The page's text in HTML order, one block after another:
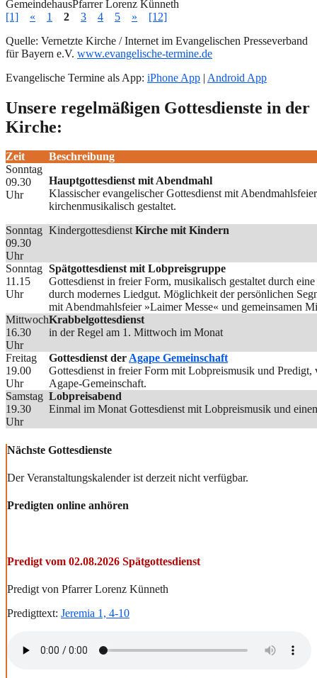
GemeindehausPfarrer Lorenz Künneth
[1]
« 1 2 3 4 5 »
[12]
Quelle: Vernetzte Kirche / Internet im Evangelischen Presseverband
für Bayern e.V. www.evangelische-termine.de
Evangelische Termine als App: iPhone App | Android App
Unsere regelmäßigen Gottesdienste in der
Kirche:
Zeit
Beschreibung
Sonntag
09.30
Uhr
Hauptgottesdienst mit Abendmahl
Klassischer evangelischer Gottesdienst mit
kirchenmusikalisch gestaltet.
Sonntag
09.30
Uhr
KindergottesdienstKirche mit Kindern
Sonntag
11.15
Uhr
Spätgottesdienst mit Lobpreisgruppe
Gottesdienst in freier Form, musikalisch gestaltet durch
durch modernes Liedgut. Möglichkeit der persönlichen
mit Abendmahlsfeier »Laimer Messe« und gemeinsamen
Mittwoch
16.30
Uhr
Krabbelgottesdienst
in der Regel am 1. Mittwoch im Monat
Freitag
19.00
Uhr
Gottesdienst derAgape Gemeinschaft
Gottesdienst in freier Form mit Lobpreismusik und Predigt,
Agape-Gemeinschaft.
Samstag
19.30
Uhr
Lobpreisabend
Einmal im Monat Gottesdienst mit Lobpreismusik und
Nächste Gottesdienste
Der Veranstaltungskalender ist derzeit nicht verfügbar.
Predigten online anhören
Predigt vom 02.08.2026 Spätgottesdienst
Predigt von Pfarrer Lorenz Künneth
Predigttext: Jeremia 1, 4-10